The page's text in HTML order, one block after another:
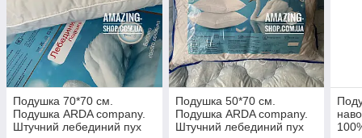
Подушка 70*70 см.
Подушка ARDA company.
Штучний лебединий пух
Подушка 50*70 см.
Подушка ARDA company.
Штучний лебединий пух